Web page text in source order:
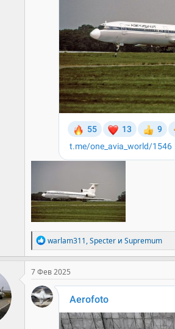
Р
е
а
к
и
и
:
warlam311,Specter и Supremum
7 Фев 2025